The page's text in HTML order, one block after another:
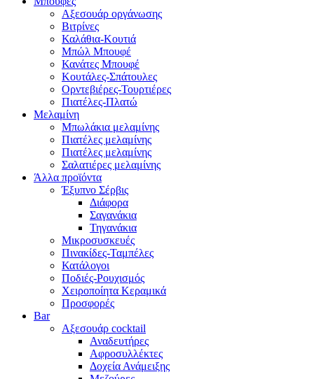
Αξεσουάρ οργάνωσης
Βιτρίνες
Καλάθια-Κουτιά
Μπώλ Μπουφέ
Κανάτες Μπουφέ
Κουτάλες-Σπάτουλες
Ορντεβιέρες-Τουρτιέρες
Πιατέλες-Πλατώ
Μελαμίνη
Μπωλάκια μελαμίνης
Πιατέλες μελαμίνης
Πιατέλες μελαμίνης
Σαλατιέρες μελαμίνης
Άλλα προϊόντα
Έξυπνο Σέρβις
Διάφορα
Σαγανάκια
Τηγανάκια
Μικροσυσκευές
Πινακίδες-Ταμπέλες
Κατάλογοι
Ποδιές-Ρουχισμός
Χειροποίητα Κεραμικά
Προσφορές
Bar
Αξεσουάρ cocktail
Αναδευτήρες
Αφροσυλλέκτες
Δοχεία Ανάμειξης